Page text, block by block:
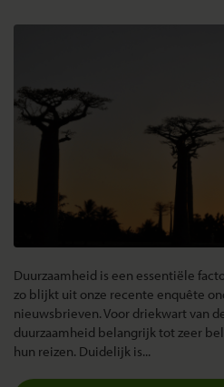
Duurzaamheid is een essentiële
zo blijkt uit onze recente enquête
nieuwsbrieven. Voor driekwart van
duurzaamheid belangrijk tot zeer
hun reizen. Duidelijk is...